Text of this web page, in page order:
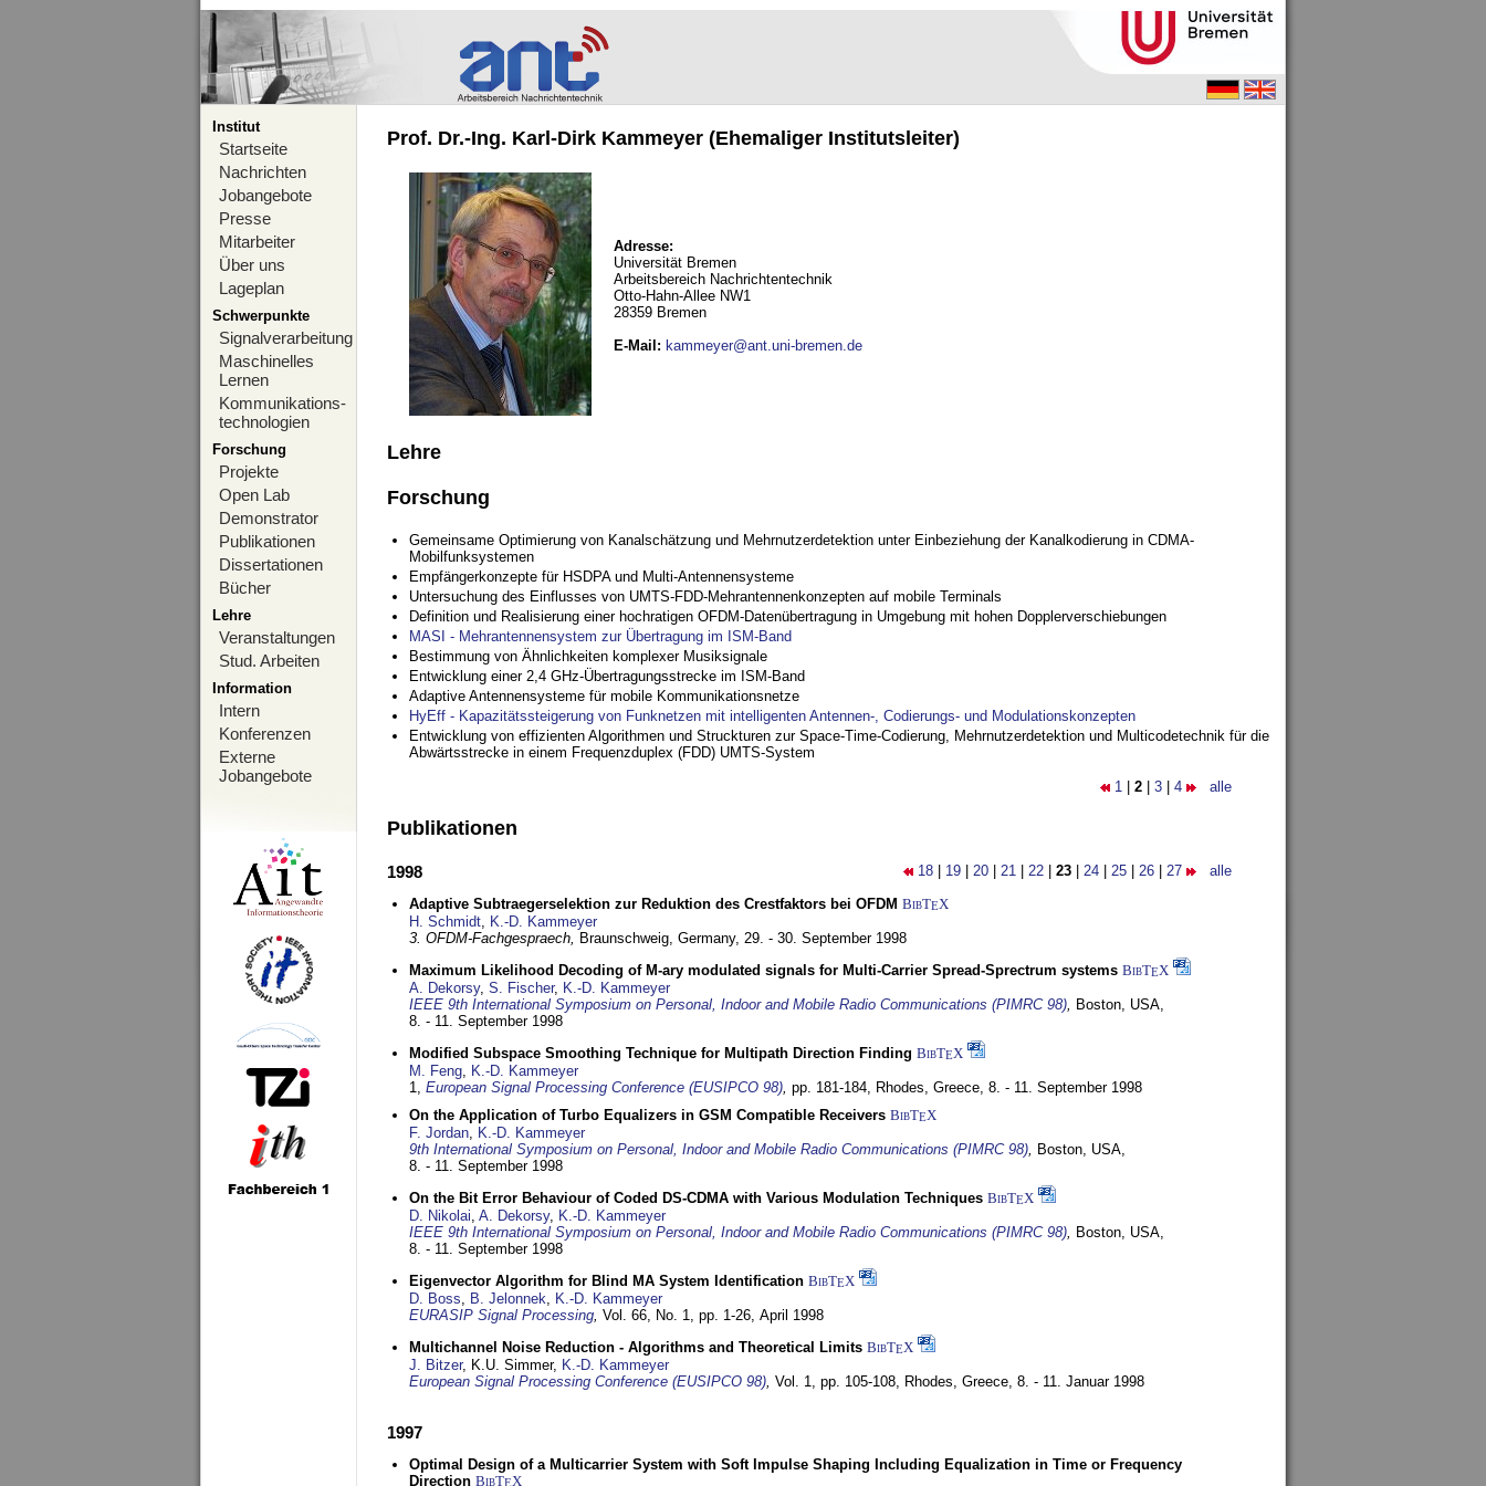
Institut
Startseite
Nachrichten
Jobangebote
Presse
Mitarbeiter
Über uns
Lageplan
Schwerpunkte
Signalverarbeitung
Maschinelles
Lernen
Kommunikations-
technologien
Forschung
Projekte
Open Lab
Demonstrator
Publikationen
Dissertationen
Bücher
Lehre
Veranstaltungen
Stud. Arbeiten
Information
Intern
Konferenzen
Externe
Jobangebote
Prof. Dr.-Ing. Karl-Dirk Kammeyer (Ehemaliger Institutsleiter)
Adresse:
Universität Bremen
Arbeitsbereich Nachrichtentechnik
Otto-Hahn-Allee NW1
28359 Bremen
E-Mail : kammeyer@ant.uni-bremen.de
Lehre
Forschung
Gemeinsame Optimierung von Kanalschätzung und Mehrnutzerdetektion unter Einbeziehung der Kanalkodierung in CDMA-
Mobilfunksystemen
Empfängerkonzepte für HSDPA und Multi-Antennensysteme
Untersuchung des Einflusses von UMTS-FDD-Mehrantennenkonzepten auf mobile Terminals
Definition und Realisierung einer hochratigen OFDM-Datenübertragung in Umgebung mit hohen Dopplerverschiebungen
MASI - Mehrantennensystem zur Übertragung im ISM-Band
Bestimmung von Ähnlichkeiten komplexer Musiksignale
Entwicklung einer 2,4 GHz-Übertragungsstrecke im ISM-Band
Adaptive Antennensysteme für mobile Kommunikationsnetze
HyEff - Kapazitätssteigerung von Funknetzen mit intelligenten Antennen-, Codierungs- und Modulationskonzepten
Entwicklung von effizienten Algorithmen und Struckturen zur Space-Time-Codierung, Mehrnutzerdetektion und Multicodetechnik für die
Abwärtsstrecke in einem Frequenzduplex (FDD) UMTS-System
1 2 3 4 alle
Publikationen
18 19 20 21 22 23 24 25 26 27 alle
1998
Adaptive Subtraegerselektion zur Reduktion des Crestfaktors bei OFDM BibTEX
H. Schmidt, K.-D. Kammeyer
3. OFDM-Fachgespraech, Braunschweig, Germany, 29. - 30. September 1998
Maximum Likelihood Decoding of M-ary modulated signals for Multi-Carrier Spread-Sprectrum systems BibTEX
A. Dekorsy, S. Fischer, K.-D. Kammeyer
IEEE 9th International Symposium on Personal, Indoor and Mobile Radio Communications (PIMRC 98), Boston, USA,
8. - 11. September 1998
Modified Subspace Smoothing Technique for Multipath Direction Finding BibTEX
M. Feng, K.-D. Kammeyer
1, European Signal Processing Conference (EUSIPCO 98), pp. 181-184, Rhodes, Greece, 8. - 11. September 1998
On the Application of Turbo Equalizers in GSM Compatible Receivers BibTEX
F. Jordan, K.-D. Kammeyer
9th International Symposium on Personal, Indoor and Mobile Radio Communications (PIMRC 98), Boston, USA,
8. - 11. September 1998
On the Bit Error Behaviour of Coded DS-CDMA with Various Modulation Techniques BibTEX
D. Nikolai, A. Dekorsy, K.-D. Kammeyer
IEEE 9th International Symposium on Personal, Indoor and Mobile Radio Communications (PIMRC 98), Boston, USA,
8. - 11. September 1998
Eigenvector Algorithm for Blind MA System Identification BibTEX
D. Boss, B. Jelonnek, K.-D. Kammeyer
EURASIP Signal Processing, Vol. 66, No. 1, pp. 1-26, April 1998
Multichannel Noise Reduction - Algorithms and Theoretical Limits BibTEX
J. Bitzer, K.U. Simmer, K.-D. Kammeyer
European Signal Processing Conference (EUSIPCO 98), Vol. 1, pp. 105-108, Rhodes, Greece, 8. - 11. Januar 1998
1997
Optimal Design of a Multicarrier System with Soft Impulse Shaping Including Equalization in Time or Frequency
Direction BibTEX